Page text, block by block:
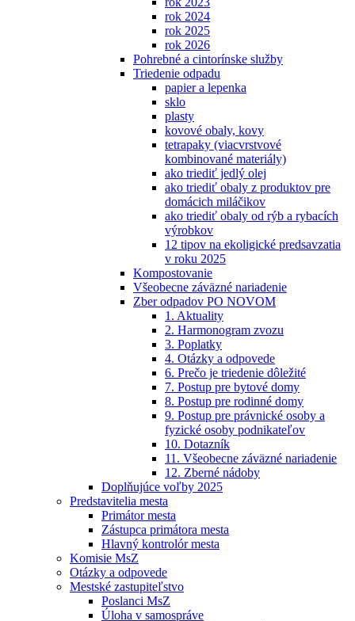
rok 2024
rok 2025
rok 2026
Pohrebné a cintorínske služby
Triedenie odpadu
papier a lepenka
sklo
plasty
kovové obaly, kovy
tetrapaky (viacvrstvové
kombinované materiály)
ako triediť jedlý olej
ako triediť obaly z produktov pre
domácich miláčikov
ako triediť obaly od rýb a rybacích
výrobkov
12 tipov na ekoligické predsavzatia
v roku 2025
Kompostovanie
Všeobecne záväzné nariadenie
Zber odpadov PO NOVOM
1. Aktuality
2. Harmonogram zvozu
3. Poplatky
4. Otázky a odpovede
6. Prečo je triedenie dôležité
7. Postup pre bytové domy
8. Postup pre rodinné domy
9. Postup pre právnické osoby a
fyzické osoby podnikateľov
10. Dotazník
11. Všeobecne záväzné nariadenie
12. Zberné nádoby
Doplňujúce voľby 2025
Predstavitelia mesta
Primátor mesta
Zástupca primátora mesta
Hlavný kontrolór mesta
Komisie MsZ
Otázky a odpovede
Mestské zastupiteľstvo
Poslanci MsZ
Úloha v samospráve